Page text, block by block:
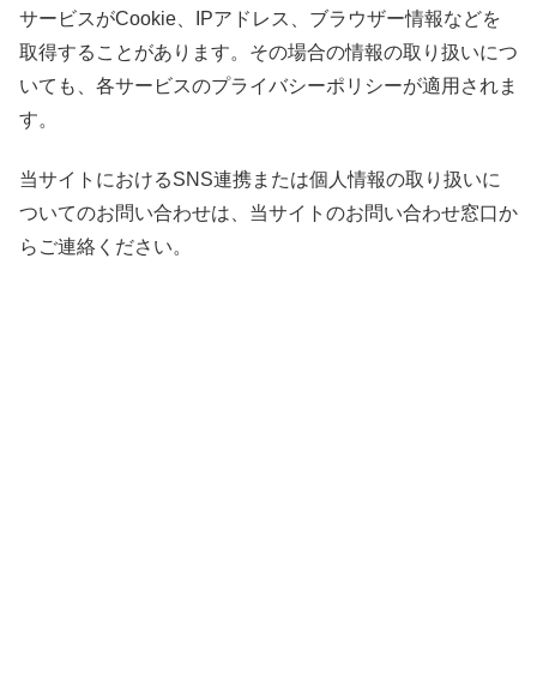
サービスがCookie、IPアドレス、ブラウザー情報などを
取得することがあります。その場合の情報の取り扱いにつ
いても、各サービスのプライバシーポリシーが適用されま
す。
当サイトにおけるSNS連携または個人情報の取り扱いに
ついてのお問い合わせは、当サイトのお問い合わせ窓口か
らご連絡ください。